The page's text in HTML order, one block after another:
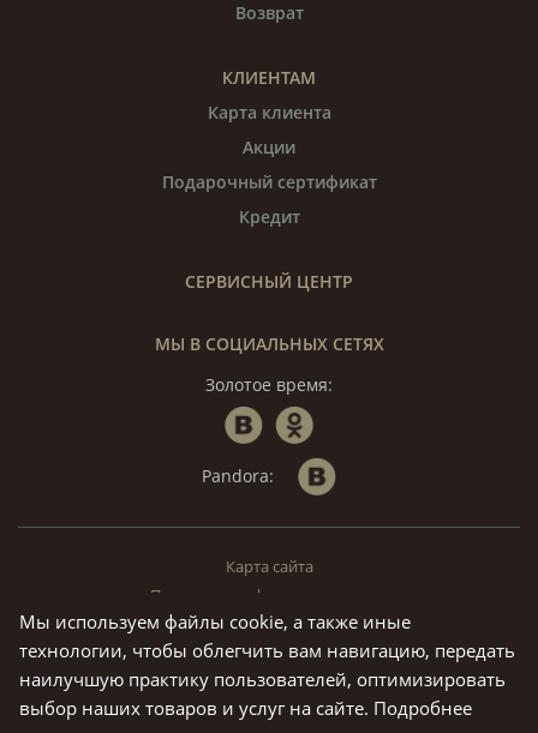
Возврат
КЛИЕНТАМ
Карта клиента
Акции
Подарочный сертификат
Кредит
СЕРВИСНЫЙ ЦЕНТР
МЫ В СОЦИАЛЬНЫХ СЕТЯХ
Золотое время:
Pandora:
© «Золотое Время», 1994 — 2026. г. Москва.
Предложения на данном сайте не являются публичной офертой.
Все права на материалы, находящиеся на сайте ivtime.ru
охраняются в соответствии с законодательством РФ, в том числе,
об авторских и смежных правах.Воспроизведение,
Карта сайта
Политика конфиденциальности
Мы используем файлы cookie, а также иные
технологии, чтобы облегчить вам навигацию, передать
наилучшую практику пользователей, оптимизировать
выбор наших товаров и услуг на сайте. Подробнее